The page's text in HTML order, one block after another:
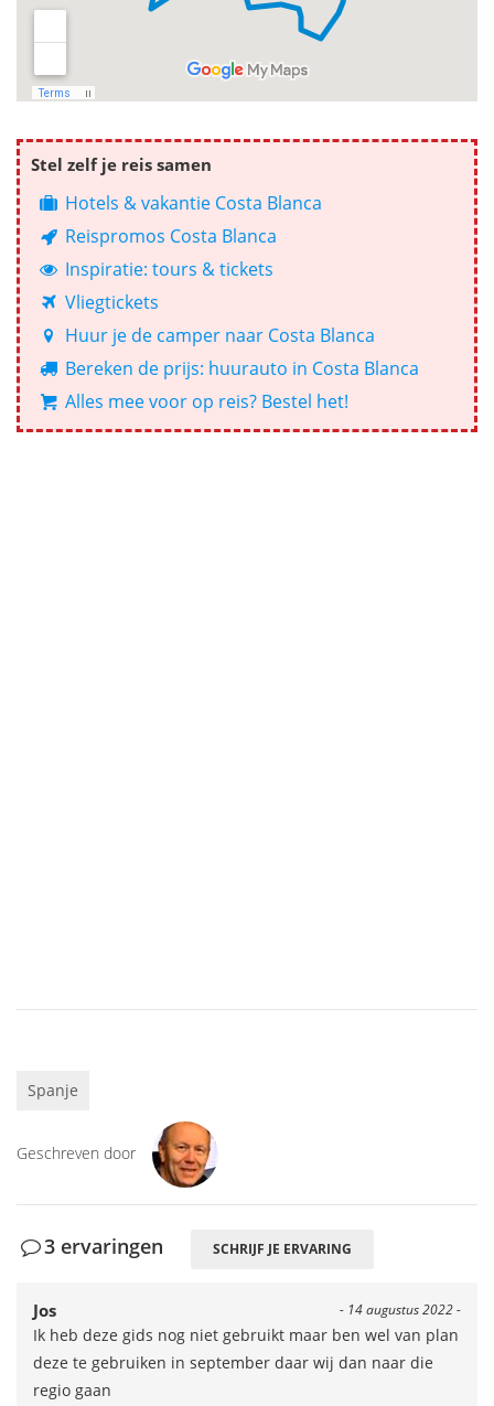
Stel zelf je reis samen
Hotels & vakantie Costa Blanca
Reispromos Costa Blanca
Inspiratie: tours & tickets
Vliegtickets
Huur je de camper naar Costa Blanca
Bereken de prijs: huurauto in Costa Blanca
Alles mee voor op reis? Bestel het!
Spanje
Geschreven door
3 ervaringen SCHRIJF JE ERVARING
- 14 augustus 2022 -
Jos
Ik heb deze gids nog niet gebruikt maar ben wel van plan
deze te gebruiken in september daar wij dan naar die
regio gaan